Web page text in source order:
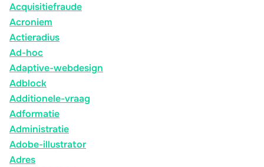
Acquisitiefraude
Acroniem
Actieradius
Ad-hoc
Adaptive-webdesign
Adblock
Additionele-vraag
Adformatie
Administratie
Adobe-illustrator
Adres